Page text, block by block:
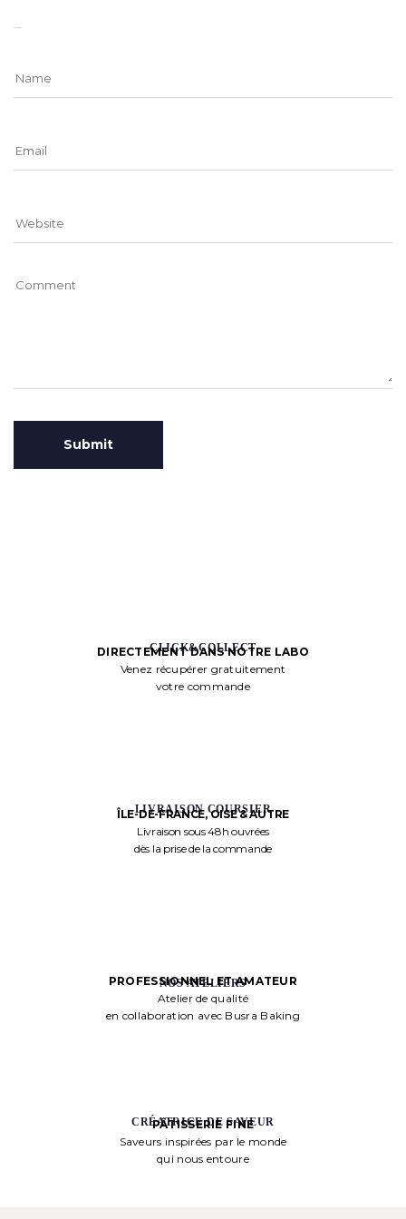
CLICK&COLLECT
DIRECTEMENT DANS NOTRE LABO
Venez récupérer gratuitement
votre commande
LIVRAISON COURSIER
ÎLE-DE-FRANCE, OISE & AUTRE
Livraison sous 48h ouvrées
dès la prise de la commande
NOS ATELIERS
PROFESSIONNEL ET AMATEUR
Atelier de qualité
en collaboration avec Busra Baking
CRÉATRICE DE SAVEUR
PÂTISSERIE FINE
Saveurs inspirées par le monde
qui nous entoure